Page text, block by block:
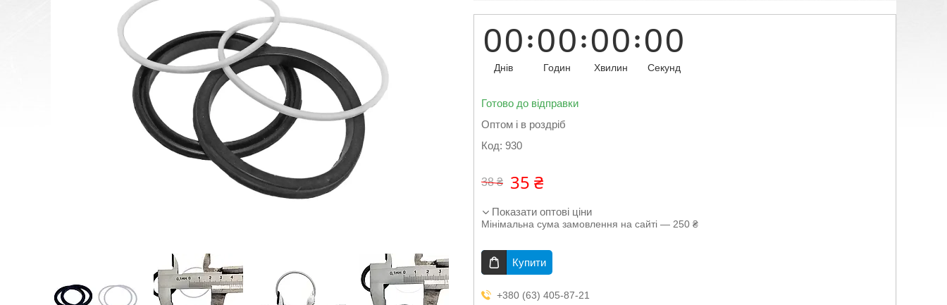
00
Днів
00
Годин
00
Хвилин
00
Секунд
Готово до відправки
Оптом і в роздріб
Код: 930
38 ₴ 35 ₴
Показати оптові ціни
Мінімальна сума замовлення на сайті — 250 ₴
Купити
+380 (63) 405-87-21